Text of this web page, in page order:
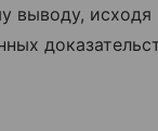
выводу, исходя